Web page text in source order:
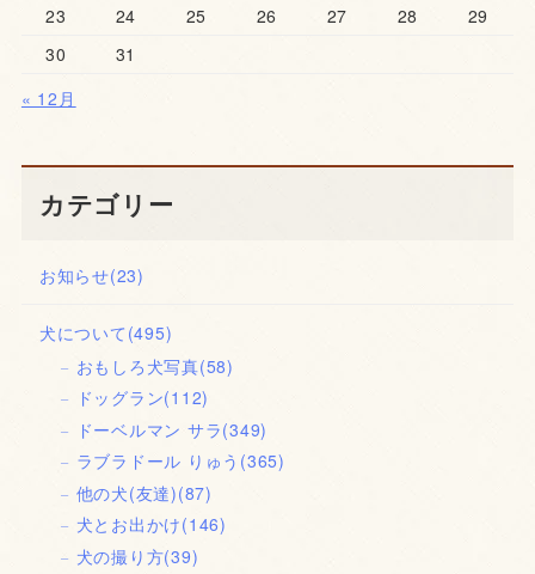
23
24 25 26 27 28
29
30
31
« 12月
カテゴリー
お知らせ(23)
犬について (495)
おもしろ犬写真(58)
ドッグラン(112)
ドーベルマン サラ(349)
ラブラドール りゅう (365)
他の犬(友達)(87)
犬とお出かけ(146)
犬の撮り方(39)